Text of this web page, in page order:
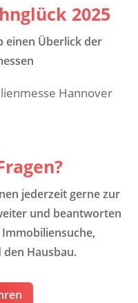
2025
einen Überlick der
jederzeit gerne zur
und beantworten
Hausbau.